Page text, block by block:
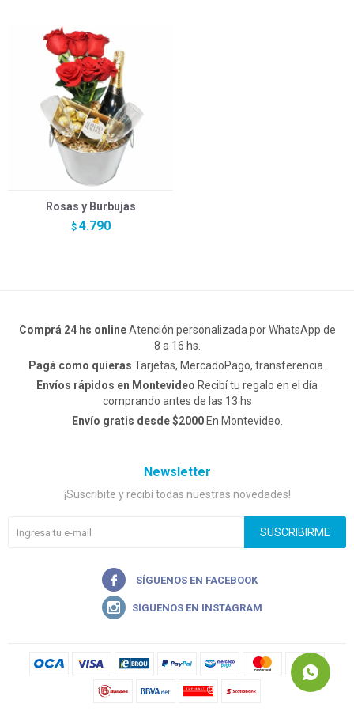
Rosas y Burbujas
$ 4.790
Comprá 24 hs onlineAtención personalizada por WhatsApp de
8 a 16 hs.
Pagá como quieras Tarjetas, MercadoPago, transferencia.
Envíos rápidos en Montevideo Recibí tu regalo en el día
comprando antes de las 13 hs
Envío gratis desde $2000En Montevideo.
Newsletter
¡Suscribite y recibí todas nuestras novedades!
SUSCRIBIRME

